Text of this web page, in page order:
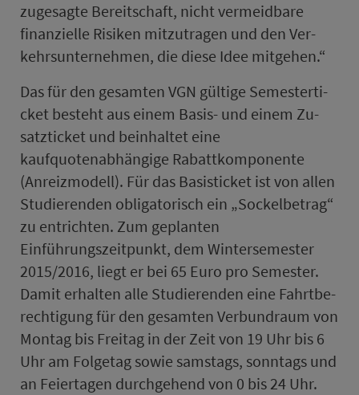
zugesagte Bereitschaft, nicht vermeidbare
finanzielle Risiken mitzutragen und den Ver­
kehrs­un­ter­neh­men, die diese Idee mitgehen.“
Das für den ge­samten VGN gültige Se­mes­ter­ti­
cket besteht aus einem Basis- und einem Zu­
satz­ti­cket und beinhaltet eine
kaufquotenabhängige Rabattkomponente
(Anreizmodell). Für das Ba­sis­ti­cket ist von allen
Stu­die­renden obligatorisch ein „Sockelbetrag“
zu entrichten. Zum geplanten
Einführungszeitpunkt, dem Win­ter­se­mes­ter
2015/2016, liegt er bei 65 Euro pro Se­mes­ter.
Damit er­hal­ten alle Stu­die­renden eine Fahrt­be­
rech­ti­gung für den ge­samten Ver­bund­raum von
Mon­tag bis Frei­tag in der Zeit von 19 Uhr bis 6
Uhr am Fol­ge­tag sowie sams­tags, sonn­tags und
an Fei­er­tagen durchgehend von 0 bis 24 Uhr.